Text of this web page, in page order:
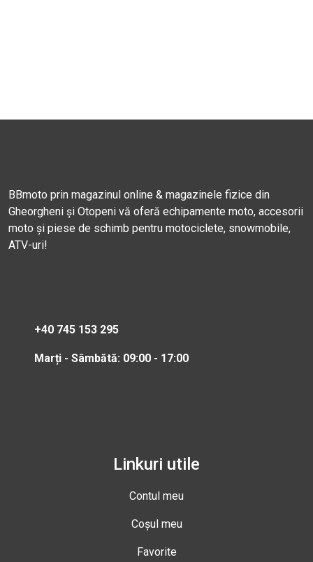
BBmoto prin magazinul online & magazinele fizice din
Gheorgheni și Otopeni vă oferă echipamente moto, accesorii
moto și piese de schimb pentru motociclete, snowmobile,
ATV-uri!
+40 745 153 295
Marți - Sâmbătă: 09:00 - 17:00
Linkuri utile
Contul meu
Coșul meu
Favorite